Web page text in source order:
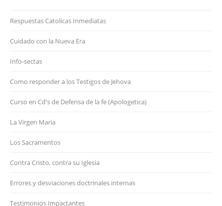
Respuestas Catolicas Inmediatas
Cuidado con la Nueva Era
Info-sectas
Como responder a los Testigos de Jehova
Curso en Cd's de Defensa de la fe (Apologetica)
La Virgen Maria
Los Sacramentos
Contra Cristo, contra su Iglesia
Errores y desviaciones doctrinales internas
Testimonios Impactantes